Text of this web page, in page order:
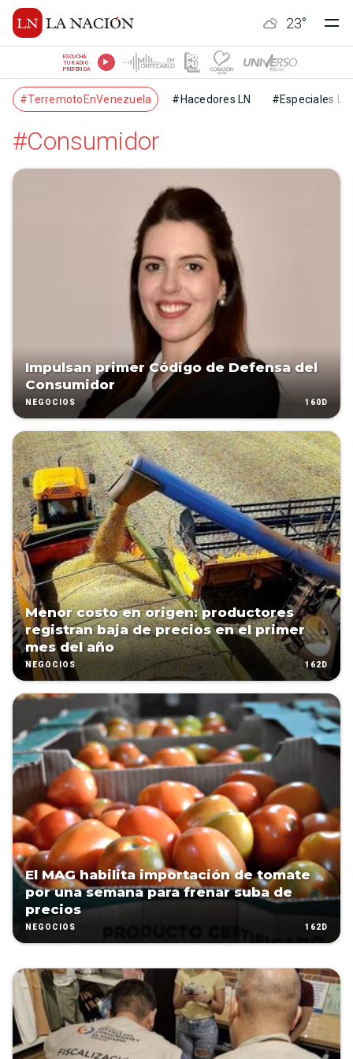
23°
ESCUCHÁ
TU RADIO
PREFERIDA
#TerremotoEnVenezuela #Hacedores LN #Especiales LN
#Consumidor
Impulsan primer Código de Defensa del
Consumidor
NEGOCIOS 160D
Menor costo en origen: productores
registran baja de precios en el primer
mes del año
NEGOCIOS 162D
El MAG habilita importación de tomate
por una semana para frenar suba de
precios
NEGOCIOS 162D